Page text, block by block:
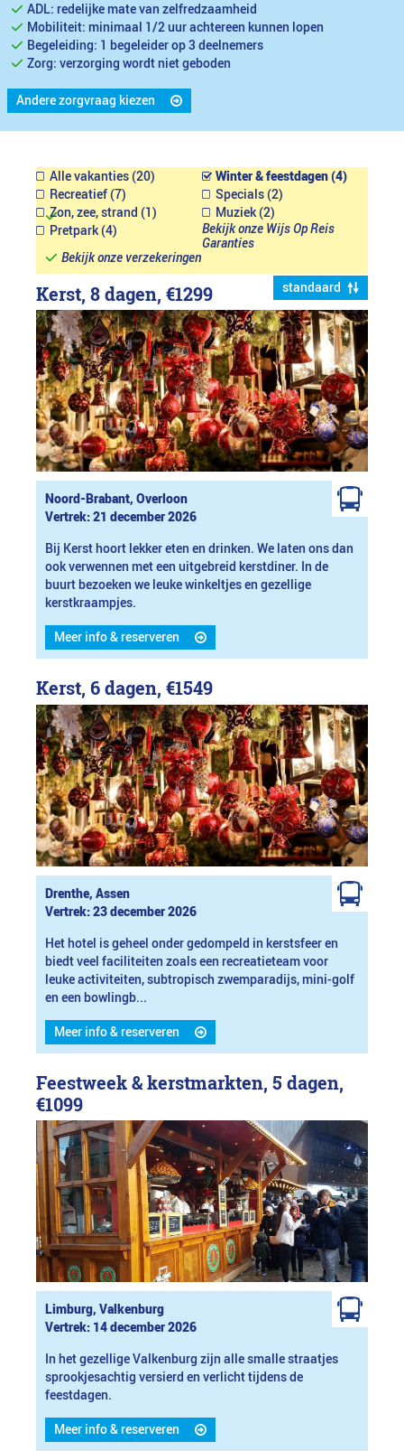
ADL: redelijke mate van zelfredzaamheid
Mobiliteit: minimaal 1/2 uur achtereen kunnen lopen
Begeleiding: 1 begeleider op 3 deelnemers
Zorg: verzorging wordt niet geboden
Andere zorgvraag kiezen
Alle vakanties (20)
Winter & feestdagen (4)
Recreatief (7)
Specials (2)
Zon, zee, strand (1)
Muziek (2)
Pretpark (4)
Bekijk onze Wijs Op Reis
Garanties
Bekijk onze verzekeringen
standaard
Kerst, 8 dagen, €1299
Noord-Brabant, Overloon
Vertrek: 21 december 2026
Bij Kerst hoort lekker eten en drinken. We laten ons dan
ook verwennen met een uitgebreid kerstdiner. In de
buurt bezoeken we leuke winkeltjes en gezellige
kerstkraampjes.
Meer info & reserveren
Kerst, 6 dagen, €1549
Drenthe, Assen
Vertrek: 23 december 2026
Het hotel is geheel onder gedompeld in kerstsfeer en
biedt veel faciliteiten zoals een recreatieteam voor
leuke activiteiten, subtropisch zwemparadijs, mini-golf
en een bowlingb...
Meer info & reserveren
Feestweek & kerstmarkten, 5 dagen,
€1099
Limburg, Valkenburg
Vertrek: 14 december 2026
In het gezellige Valkenburg zijn alle smalle straatjes
sprookjesachtig versierd en verlicht tijdens de
feestdagen.
Meer info & reserveren